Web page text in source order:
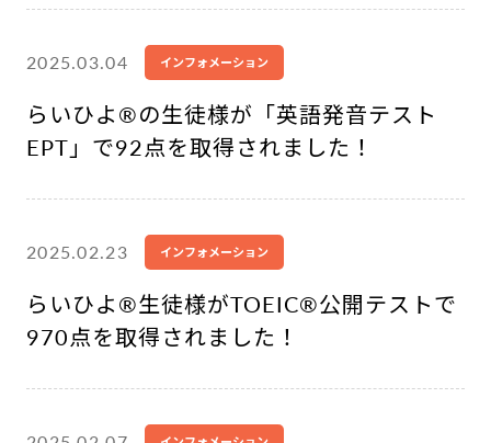
2025.03.04 インフォメーション
らいひよ®︎の生徒様が「英語発音テスト
EPT」で92点を取得されました！
2025.02.23 インフォメーション
らいひよ®︎生徒様がTOEIC®公開テストで
970点を取得されました！